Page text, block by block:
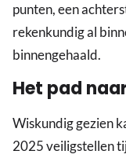
punten, een
rekenkundig al
binnengehaald.
Het pad
Wiskundig gezien
2025 veiligstellen